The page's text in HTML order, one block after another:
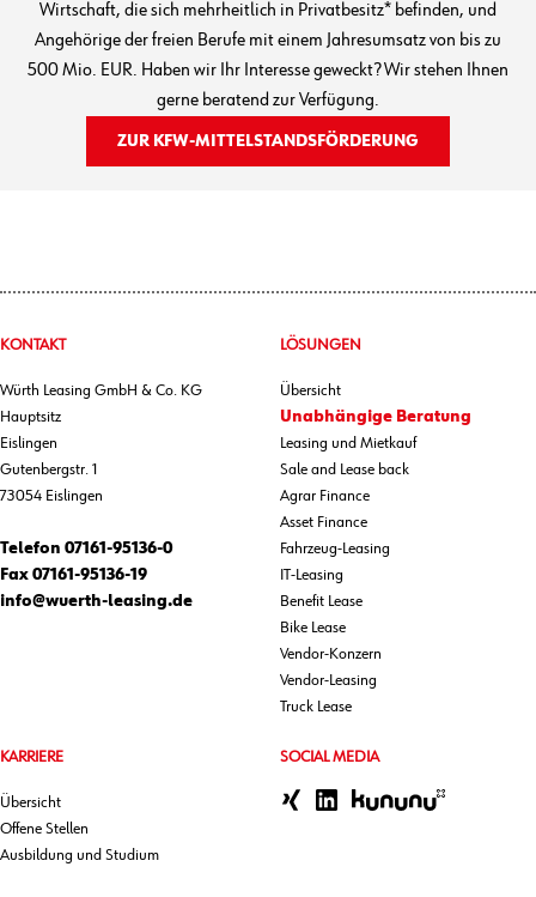
Wirtschaft, die sich mehrheitlich in Privatbesitz* befinden, und
Angehörige der freien Berufe mit einem Jahresumsatz von bis zu
500 Mio. EUR. Haben wir Ihr Interesse geweckt? Wir stehen Ihnen
gerne beratend zur Verfügung.
ZUR KFW-MITTELSTANDSFÖRDERUNG
KONTAKT
Würth Leasing GmbH & Co. KG
Hauptsitz
Eislingen
Gutenbergstr. 1
73054 Eislingen
Telefon 07161-95136-0
Fax 07161-95136-19
info@wuerth-leasing.de
LÖSUNGEN
Übersicht
Unabhängige Beratung
Leasing und Mietkauf
Sale and Lease back
Agrar Finance
Asset Finance
Fahrzeug-Leasing
IT-Leasing
Benefit Lease
Bike Lease
Vendor-Konzern
Vendor-Leasing
Truck Lease
KARRIERE
Übersicht
Offene Stellen
Ausbildung und Studium
SOCIAL MEDIA